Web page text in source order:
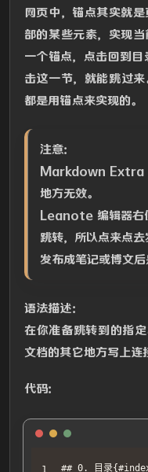
网页中，锚点其实就
部的某些元素，实现
一个锚点，点击回到
击这一节，就能跳过
都是用锚点来实现的。
注意：
Markdown Extra
地方无效。
Leanote 编辑器右
跳转，所以点来点
发布成笔记或博文后
语法描述：
在你准备跳转到的指
文档的其它地方写上连
代码：
## 0. 目录